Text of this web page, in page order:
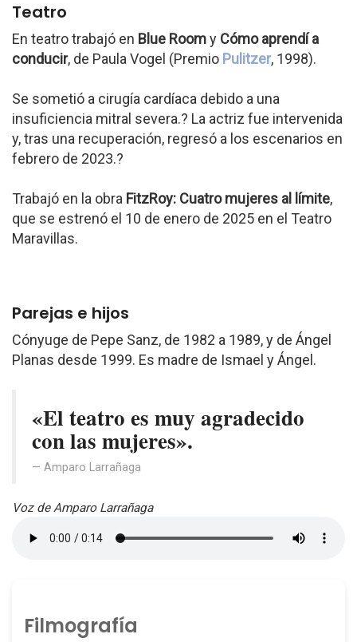
Teatro
En teatro trabajó en Blue Roomy Cómo aprendí a
conducir, de Paula Vogel (Premio Pulitzer, 1998).
Se sometió a cirugía cardíaca debido a una
insuficiencia mitral severa.? La actriz fue intervenida
y, tras una recuperación, regresó a los escenarios en
febrero de 2023.?
Trabajó en la obra FitzRoy: Cuatro mujeres al límite,
que se estrenó el 10 de enero de 2025 en el Teatro
Maravillas.
Parejas e hijos
Cónyuge de Pepe Sanz, de 1982 a 1989, y de Ángel
Planas desde 1999. Es madre de Ismael y Ángel.
«El teatro es muy agradecido
con las mujeres».
Amparo Larrañaga
Voz de Amparo Larrañaga
Filmografía